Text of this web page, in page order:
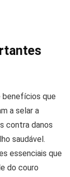
benefícios que
a selar a
contra danos
saudável.
essenciais que
do couro